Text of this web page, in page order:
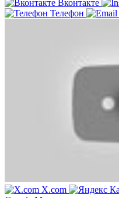
Вконтакте
Телефон
X.com